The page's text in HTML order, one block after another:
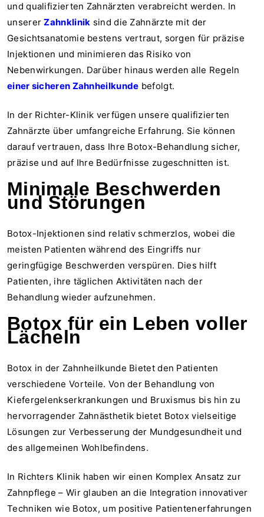
und qualifizierten Zahnärzten verabreicht werden. In
unsererZahnklinik sind die Zahnärzte mit der
Gesichtsanatomie bestens vertraut, sorgen für präzise
Injektionen und minimieren das Risiko von
Nebenwirkungen. Darüber hinaus werden alle Regeln
einer sicheren Zahnheilkunde befolgt.
In der Richter-Klinik verfügen unsere qualifizierten
Zahnärzte über umfangreiche Erfahrung. Sie können
darauf vertrauen, dass Ihre Botox-Behandlung sicher,
präzise und auf Ihre Bedürfnisse zugeschnitten ist.
Minimale Beschwerden
und Störungen
Botox-Injektionen sind relativ schmerzlos, wobei die
meisten Patienten während des Eingriffs nur
geringfügige Beschwerden verspüren. Dies hilft
Patienten, ihre täglichen Aktivitäten nach der
Behandlung wieder aufzunehmen.
Botox für ein Leben voller
Lächeln
Botox in der Zahnheilkunde Bietet den Patienten
verschiedene Vorteile. Von der Behandlung von
Kiefergelenkserkrankungen und Bruxismus bis hin zu
hervorragender Zahnästhetik bietet Botox vielseitige
Lösungen zur Verbesserung der Mundgesundheit und
des allgemeinen Wohlbefindens.
In Richters Klinik haben wir einen Komplex Ansatz zur
Zahnpflege– Wir glauben an die Integration innovativer
Techniken wie Botox, um positive Patientenerfahrungen